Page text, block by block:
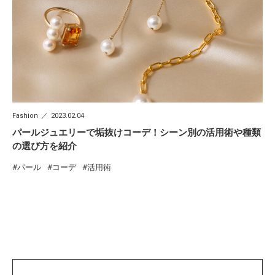
Fashion 2023.02.04
パールジュエリーで垢抜けコーデ！シーン別の活用術や種類
の選び方を紹介
パール コーデ 活用術